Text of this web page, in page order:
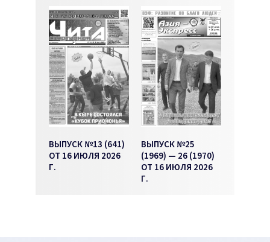
ВЫПУСК №13 (641)
ОТ 16 ИЮЛЯ 2026
Г.
ВЫПУСК №25
(1969) — 26 (1970)
ОТ 16 ИЮЛЯ 2026
Г.